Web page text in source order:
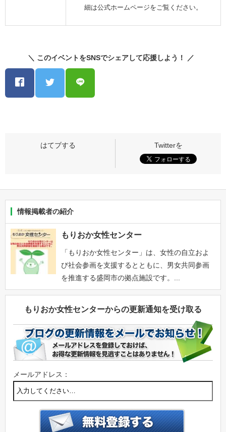
細は公式ホームページをご覧ください。
＼ このイベントをSNSでシェアして応援しよう！ ／
情報掲載者の紹介
もりおか女性センター
「もりおか女性センター」は、女性の自立およ
び社会参画を支援するとともに、男女共同参画
を推進する盛岡市の拠点施設です。...
もりおか女性センターからの更新通知を受け取る
メールアドレス：